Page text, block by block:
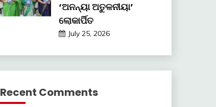
‘ଅନନ୍ୟା ଅତୁଳନୀୟା’
ଲୋକାର୍ପିତ
July 25, 2026
Recent Comments